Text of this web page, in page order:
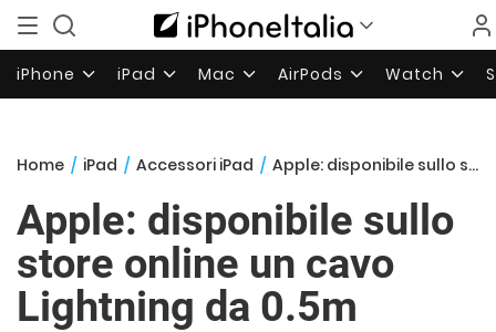
iPhone iPad Mac AirPods Watch
Home / iPad / Accessori iPad / Apple: disponibile sullo store online un cavo Lightning da 0.5m
Apple: disponibile sullo
store online un cavo
Lightning da 0.5m